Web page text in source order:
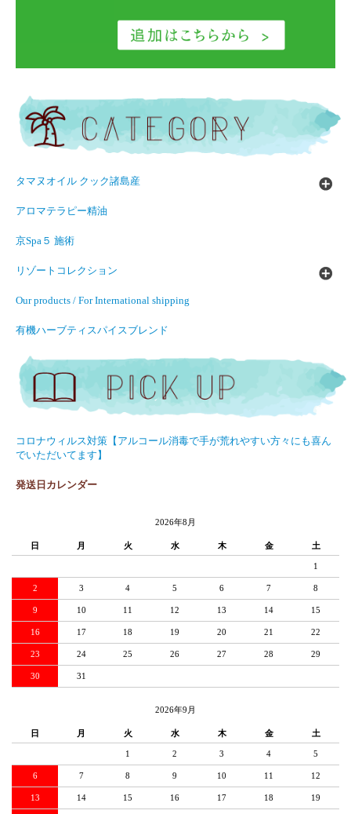
タマヌオイル クック諸島産
アロマテラピー精油
京Spa５ 施術
リゾートコレクション
Our products / For International shipping
有機ハーブティスパイスブレンド
コロナウィルス対策【アルコール消毒で手が荒れやすい方々にも喜ん
でいただいてます】
発送日カレンダー
2026年8月
日 月 火 水 木 金 土
1
2 3 4 5 6 7 8
9 10 11 12 13 14 15
16 17 18 19 20 21 22
23 24 25 26 27 28 29
30 31
2026年9月
日 月 火 水 木 金 土
1 2 3 4 5
6 7 8 9 10 11 12
13 14 15 16 17 18 19